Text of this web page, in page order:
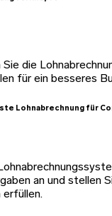
Sie die
für ein besseres
Lohnabrechnung für
an und stellen
erfüllen.